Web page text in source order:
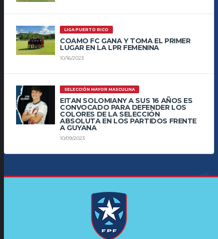
LIGA PUERTO RICO
COAMO FC GANA Y TOMA EL PRIMER
LUGAR EN LA LPR FEMENINA
10/16/2023
SELECCIÓN MAYOR MASCULINA
EITAN SOLOMIANY A SUS 16 AÑOS ES
CONVOCADO PARA DEFENDER LOS
COLORES DE LA SELECCIÓN
ABSOLUTA EN LOS PARTIDOS FRENTE
A GUYANA
10/09/2023